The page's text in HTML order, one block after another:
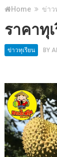
Home ข่าว
ราคาทุ
ข่าวทุเรียน BY